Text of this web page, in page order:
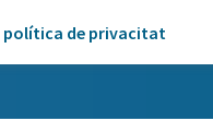
política de privacitat